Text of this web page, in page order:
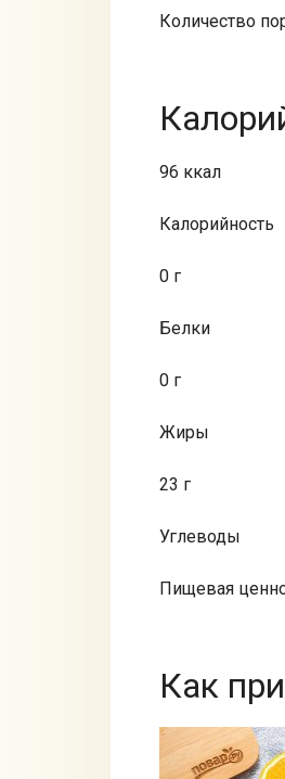
Количество
96 ккал
Калорийность
0 г
Белки
0 г
Жиры
23 г
Углеводы
Пищевая
Как